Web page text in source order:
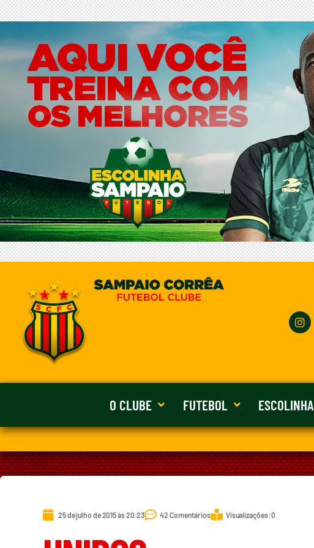
O CLUBE FUTEBOL ESCOLINHA
25 de julho de 2015 às 20:23 42 Comentários Visualizações: 0